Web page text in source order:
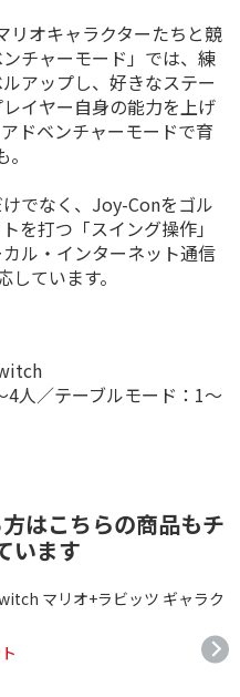
リオキャラクターたちと競
チャーモード」では、練
アップし、好きなステー
イヤー自身の能力を上げ
ドベンチャーモードで育
でなく、Joy-Conをゴル
を打つ「スイング操作」
ル・インターネット通信
ています。
人／テーブルモード：1〜
はこちらの商品もチ
います
マリオ+ラビッツ ギャラク